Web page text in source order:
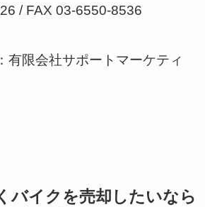
/ FAX 03-6550-8536
有限会社サポートマーケティ
バイクを売却したいなら